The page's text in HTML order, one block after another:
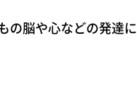
脳や心などの発達